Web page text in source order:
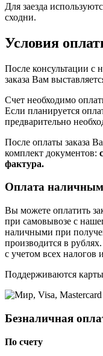
Для заезда
сходни.
Условия
После консультации
заказа Вам
Счет необходимо
Если планируется
предварительно
После оплаты заказа
комплект документов:
фактура.
Оплата
Вы можете оплатить
при самовывозе с
наличными при
производится в
с учетом всех
Поддерживаются карты
Безналичная
По счету